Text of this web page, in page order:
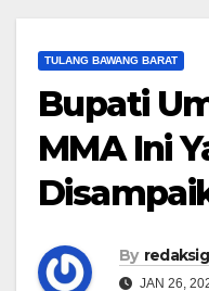
TULANG BAWANG BARAT
Bupati
MMA Ini
By
JAN 26,